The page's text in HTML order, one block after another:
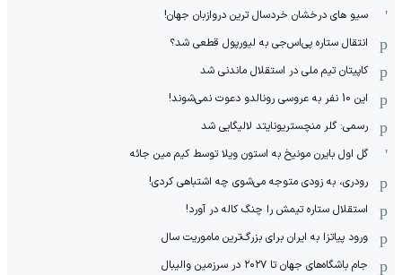
سیو های درخشان خردسال ترین دروازبان جهان!
انتقال ستاره پی‌اس‌جی به لیورپول قطعی شد؟
کاپیتان تیم ملی در استقلال ماندنی شد
این 10 نفر به عروسی رونالدو دعوت نمی‌شوند!
رسمی: گلر منچستریونایتد لالیگایی شد
گل اول بایرن مونیخ به استون ویلا توسط کیم مین جائه
رودری، به زودی متوجه می‌شوی چه اشتباهی کردی!
استقلال ستاره تیمش را چنگ کاله در آورد!
ورود پیاتزا به ایران برای بزرگ‌ترین ماموریت سال
جام باشگاه‌های جهان تا ۲۰۲۷ در سرزمین والیبال